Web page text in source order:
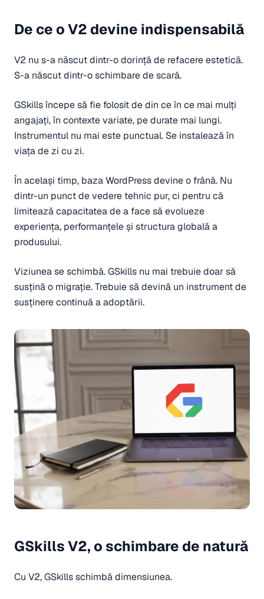
De ce o V2 devine indispensabilă
V2 nu s-a născut dintr-o dorință de refacere estetică.
S-a născut dintr-o schimbare de scară.
GSkills începe să fie folosit de din ce în ce mai mulți
angajați, în contexte variate, pe durate mai lungi.
Instrumentul nu mai este punctual. Se instalează în
viața de zi cu zi.
În același timp, baza WordPress devine o frână. Nu
dintr-un punct de vedere tehnic pur, ci pentru că
limitează capacitatea de a face să evolueze
experiența, performanțele și structura globală a
produsului.
Viziunea se schimbă. GSkills nu mai trebuie doar să
susțină o migrație. Trebuie să devină un instrument de
susținere continuă a adoptării.
GSkills V2, o schimbare de natură
Cu V2, GSkills schimbă dimensiunea.